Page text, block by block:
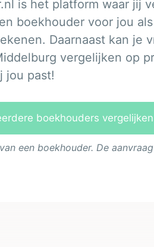
is het platform waar jij
boekhouder voor jou
Daarnaast kan je
vergelijken op
jou past!
boekhouders
een boekhouder. De